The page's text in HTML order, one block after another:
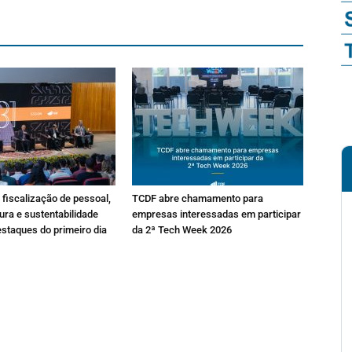
fiscalização de pessoal,
e sustentabilidade
do primeiro dia
TCDF abre chamamento para
empresas interessadas em participar
da 2ª Tech Week 2026